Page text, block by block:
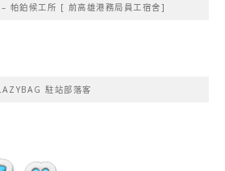
帕鉑候工所 [ 前高雄港務局員工宿舍]
駐站部落客